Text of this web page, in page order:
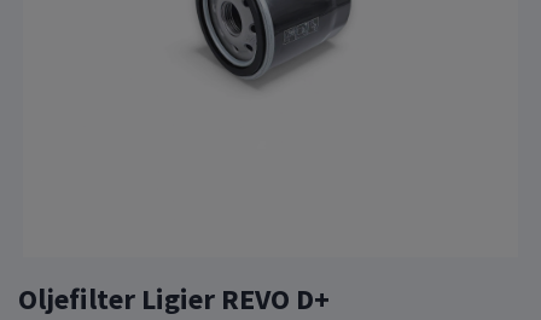
Oljefilter Ligier REVO D+